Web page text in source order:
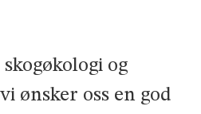
og
ønsker oss en god